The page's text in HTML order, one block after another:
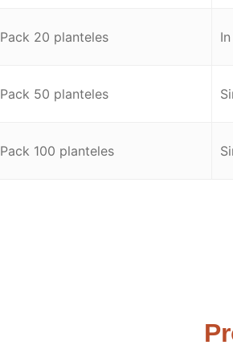
Pack 20 planteles
Pack 50 planteles
Pack 100 planteles